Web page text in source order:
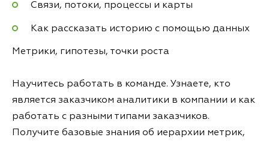
Связи, потоки, процессы и карты
Как рассказать историю с помощью данных
Метрики, гипотезы, точки роста
Научитесь работать в команде. Узнаете, кто
является заказчиком аналитики в компании и как
работать с разными типами заказчиков.
Получите базовые знания об иерархии метрик,